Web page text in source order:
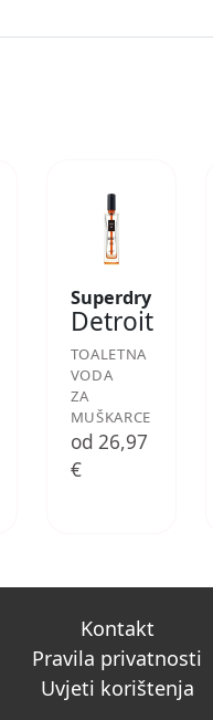
Superdry
Detroit
TOALETNA
VODA
ZA
MUŠKARCE
od 26,97
€
Kontakt
Pravila privatnosti
Uvjeti korištenja